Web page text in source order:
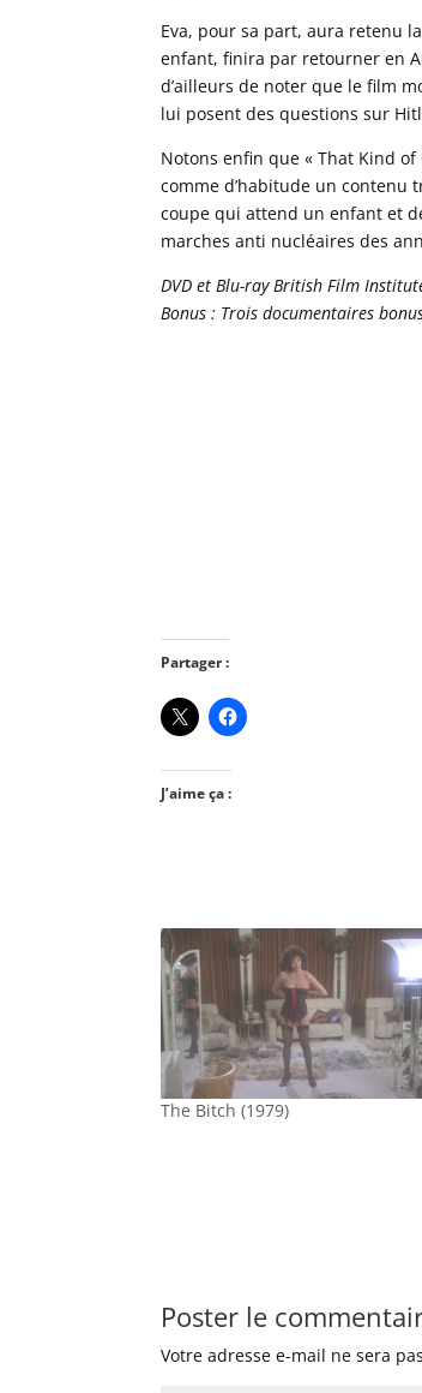
Eva, pour sa part, aura retenu
enfant, finira par retourner en
d’ailleurs de noter que le film
lui posent des questions sur
Notons enfin que « That Kind
comme d’habitude un
coupe qui attend un enfant et
marches anti nucléaires des
DVD et Blu-ray British Film
Bonus : Trois documentaires
Partager :
J’aime ça :
The Bitch (1979)
Poster le
Votre adresse e-mail ne sera